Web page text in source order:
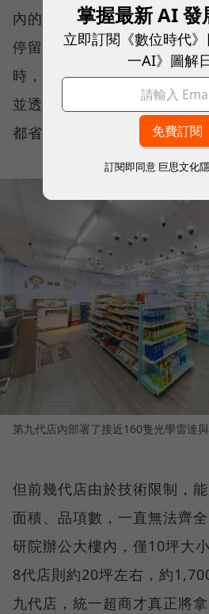
內的追蹤鏡頭會持續追蹤消
停留在哪些貨架前、拿了哪些
時，系統會計算消費者手上
並透過線上自動結帳，消費
都省了，消費過程像進自家廚
第九代店內部署了接近160隻光學雷達與
但前幾代店由於技術限制，
面積、品項數，一直無法齊
研院辦公大樓內，僅10坪大
8代店則約20坪左右，約
九代店，統一超商才真正將
掌握最新 AI 發
立即訂閱《數位時代
一AI》圖解
訂閱即同意 巨思文化